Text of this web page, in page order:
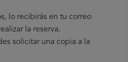
lo recibirás en tu correo
la reserva.
solicitar una copia a la